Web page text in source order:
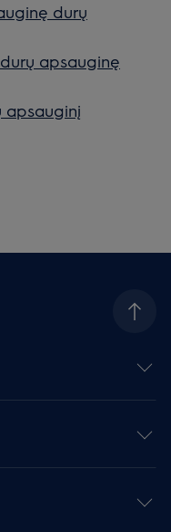
durų
apsauginę
apsauginį